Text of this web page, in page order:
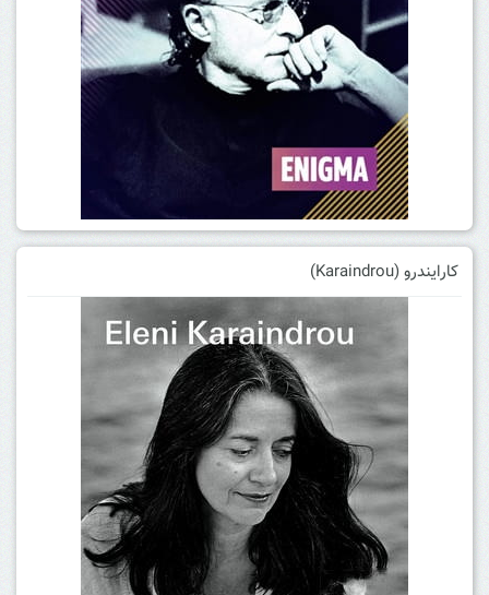
کارایندرو (Karaindrou)